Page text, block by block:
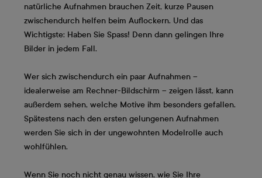
natürliche Aufnahmen brauchen Zeit, kurze Pausen
zwischendurch helfen beim Auflockern. Und das
Wichtigste: Haben Sie Spass! Denn dann gelingen Ihre
Bilder in jedem Fall.
Wer sich zwischendurch ein paar Aufnahmen –
idealerweise am Rechner-Bildschirm – zeigen lässt, kann
außerdem sehen, welche Motive ihm besonders gefallen.
Spätestens nach den ersten gelungenen Aufnahmen
werden Sie sich in der ungewohnten Modelrolle auch
wohlfühlen.
Wenn Sie noch nicht genau wissen, wie Sie Ihre